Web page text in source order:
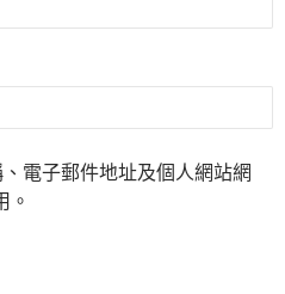
電子郵件地址及個人網站網
。